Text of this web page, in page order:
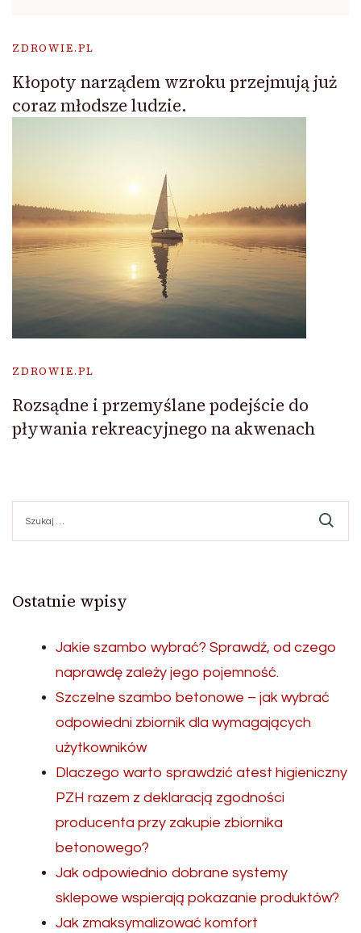
ZDROWIE.PL
Kłopoty narządem wzroku przejmują już
coraz młodsze ludzie.
ZDROWIE.PL
Rozsądne i przemyślane podejście do
pływania rekreacyjnego na akwenach
Ostatnie wpisy
Jakie szambo wybrać? Sprawdź, od czego
naprawdę zależy jego pojemność.
Szczelne szambo betonowe – jak wybrać
odpowiedni zbiornik dla wymagających
użytkowników
Dlaczego warto sprawdzić atest higieniczny
PZH razem z deklaracją zgodności
producenta przy zakupie zbiornika
betonowego?
Jak odpowiednio dobrane systemy
sklepowe wspierają pokazanie produktów?
Jak zmaksymalizować komfort